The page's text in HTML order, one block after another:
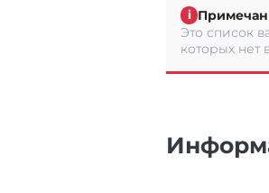
i
Это список
которых нет